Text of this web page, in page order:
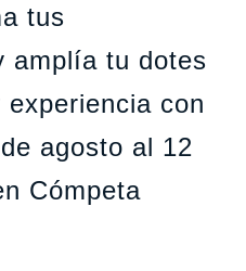
tus
amplía tu dotes
con
agosto al 12
Cómpeta